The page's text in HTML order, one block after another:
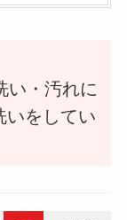
い・汚れに
いをしてい